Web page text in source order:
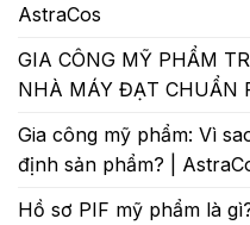
AstraCos
GIA CÔNG MỸ PHẨM
NHÀ MÁY ĐẠT CHUẨN
Gia công mỹ phẩm: Vì
định sản phẩm? |
Hồ sơ PIF mỹ phẩm là